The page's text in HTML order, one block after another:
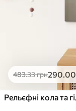
483.33грн290.00